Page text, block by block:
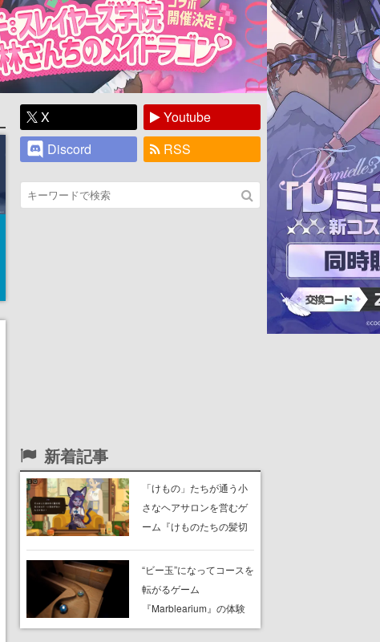
X
Youtube
Discord
RSS
新着記事
「けもの」たちが通う小
さなヘアサロンを営むゲ
ーム『けものたちの髪切
始。悩みを持ったお客様
と会話を交わし“本当に望
んでる髪型”を見つけ出す
“ビー玉”になってコースを
転がるゲーム
『Marblearium』の体験
版がSteamで本日8月7日